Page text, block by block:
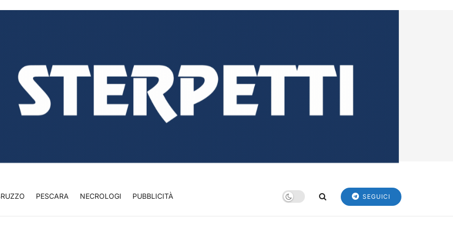
PESCARA NECROLOGI PUBBLICITÀ SEGUICI